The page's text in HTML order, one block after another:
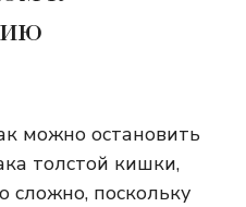
можно остановить
толстой кишки,
сложно, поскольку